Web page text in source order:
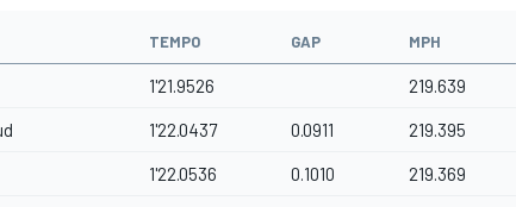
TEMPO GAP MPH
1'21.9526 219.639
1'22.0437 0.0911 219.395
1'22.0536 0.1010 219.369